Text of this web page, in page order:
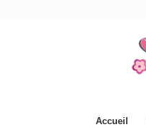
Accueil